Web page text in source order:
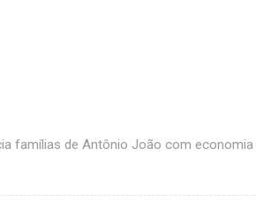
famílias de Antônio João com